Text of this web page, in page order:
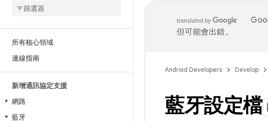
所有核心領域
連線指南
新增通訊協定支援
網路
藍牙
但可能會出錯。
Android Developers Develop
藍牙設定檔